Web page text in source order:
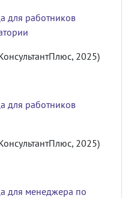
для работников
2025)
для работников
2025)
для менеджера по